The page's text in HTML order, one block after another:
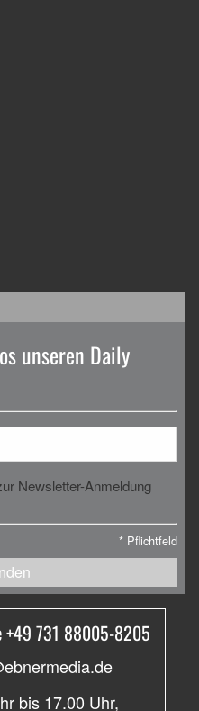
unseren Daily
Newsletter-Anmeldung
* Pflichtfeld
+49 731 88005-8205
bis 17.00 Uhr,